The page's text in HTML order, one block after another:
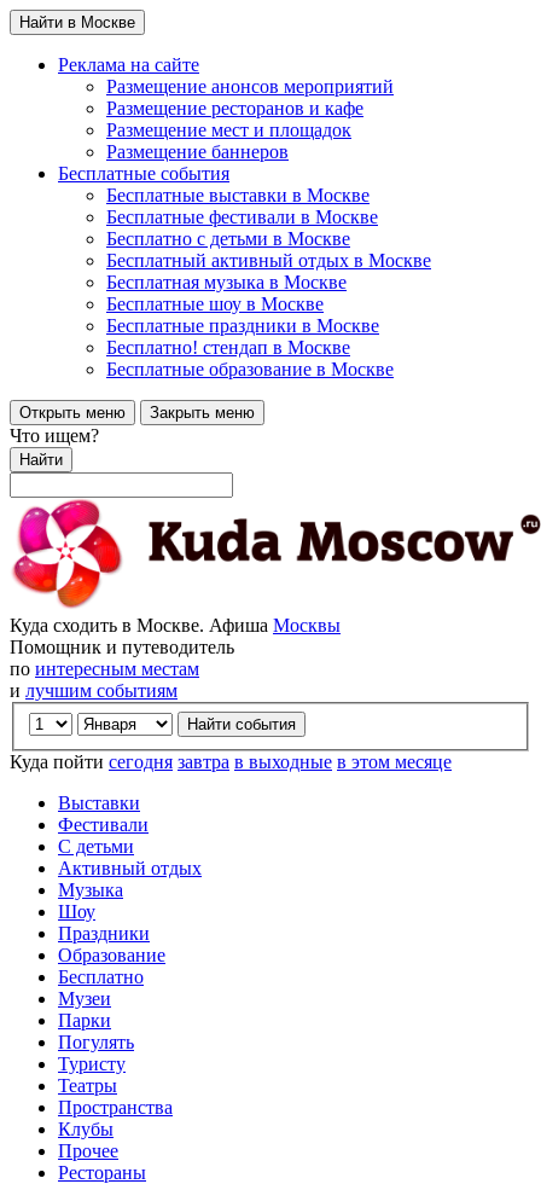
Найти в Москве
Реклама на сайте
Размещение анонсов мероприятий
Размещение ресторанов и кафе
Размещение мест и площадок
Размещение баннеров
Бесплатные события
Бесплатные выставки в Москве
Бесплатные фестивали в Москве
Бесплатно с детьми в Москве
Бесплатный активный отдых в Москве
Бесплатная музыка в Москве
Бесплатные шоу в Москве
Бесплатные праздники в Москве
Бесплатно! стендап в Москве
Бесплатные образование в Москве
Открыть меню Закрыть меню
Что ищем?
Найти
Куда сходить в Москве. Афиша Москвы
Помощник и путеводитель
по интересным местам
и лучшим событиям
Куда пойти сегодня завтра в выходные в этом месяце
Выставки
Фестивали
С детьми
Активный отдых
Музыка
Шоу
Праздники
Образование
Бесплатно
Музеи
Парки
Погулять
Туристу
Театры
Пространства
Клубы
Прочее
Рестораны